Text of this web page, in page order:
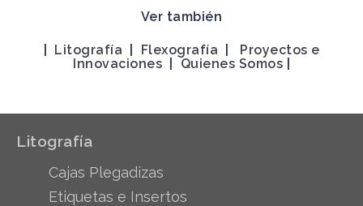
Ver también
Litografía Flexografía
Proyectos e
Innovaciones
Quienes Somos
Litografía
Cajas Plegadizas
Etiquetas e Insertos